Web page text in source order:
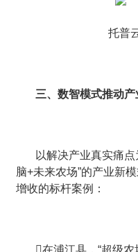
托普
三、数智模式推动产
以解决产业真实痛
脑+未来农场”的产业新
增收的标杆案例：
在浦江县，“超级